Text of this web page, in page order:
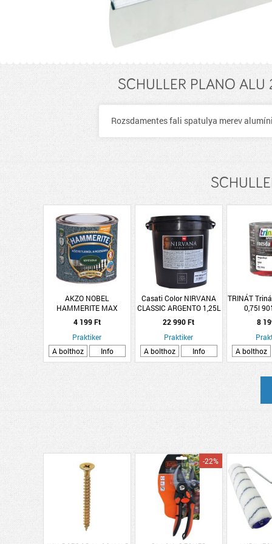
SCHULLER PLANO ALU
Rozsdamentes fali spatulya merev
AKZO NOBEL
HAMMERITE MAX
KALAPÁCSLAKK 250 ML
SÖTÉTZÖLD
HHAMAX025DG
4 199 Ft
Praktiker
A bolthoz
Info
Casati Color NIRVANA
CLASSIC ARGENTO 1,25L
DEKOR FESTÉK
22 990 Ft
Praktiker
A bolthoz
Info
TRINÁT
0,75l
8
A bolthoz
-22%